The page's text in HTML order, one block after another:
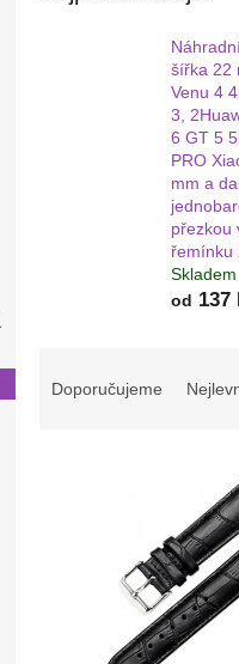
šířka 22
Venu 4
3,
6 GT 5
PRO
mm a
přezkou
řemínku
Skladem
od 137
Doporučujeme